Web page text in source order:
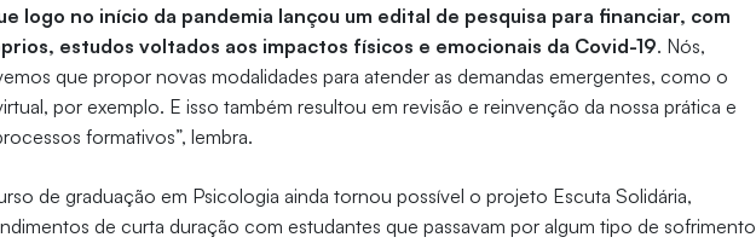
logo no início da pandemia lançou um edital de pesquisa para financiar, com
estudos voltados aos impactos físicos e emocionais da Covid-19. Nós,
que propor novas modalidades para atender as demandas emergentes, como o
por exemplo. E isso também resultou em revisão e reinvenção da nossa prática e
formativos”, lembra.
de graduação em Psicologia ainda tornou possível o projeto Escuta Solidária,
de curta duração com estudantes que passavam por algum tipo de sofrimento